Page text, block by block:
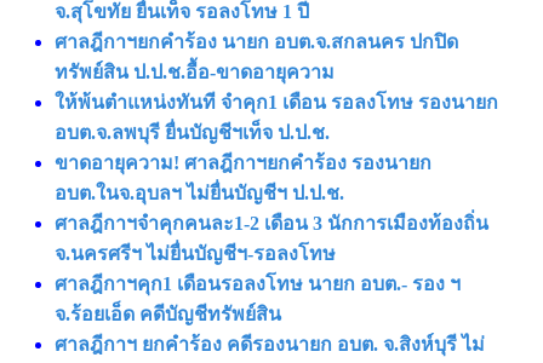
จ.สุโขทัย ยื่นเท็จ รอลงโทษ 1 ปี
ศาลฎีกาฯยกคำร้อง นายก อบต.จ.สกลนคร ปกปิด
ทรัพย์สิน ป.ป.ช.อื้อ-ขาดอายุความ
ให้พ้นตำแหน่งทันที จำคุก1 เดือน รอลงโทษ รองนายก
อบต.จ.ลพบุรี ยื่นบัญชีฯเท็จ ป.ป.ช.
ขาดอายุความ! ศาลฎีกาฯยกคำร้อง รองนายก
อบต.ในจ.อุบลฯ ไม่ยื่นบัญชีฯ ป.ป.ช.
ศาลฎีกาฯจำคุกคนละ1-2 เดือน 3 นักการเมืองท้องถิ่น
จ.นครศรีฯ ไม่ยื่นบัญชีฯ-รอลงโทษ
ศาลฎีกาฯคุก1 เดือนรอลงโทษ นายก อบต.- รอง ฯ
จ.ร้อยเอ็ด คดีบัญชีทรัพย์สิน
ศาลฎีกาฯ ยกคำร้อง คดีรองนายก อบต. จ.สิงห์บุรี ไม่